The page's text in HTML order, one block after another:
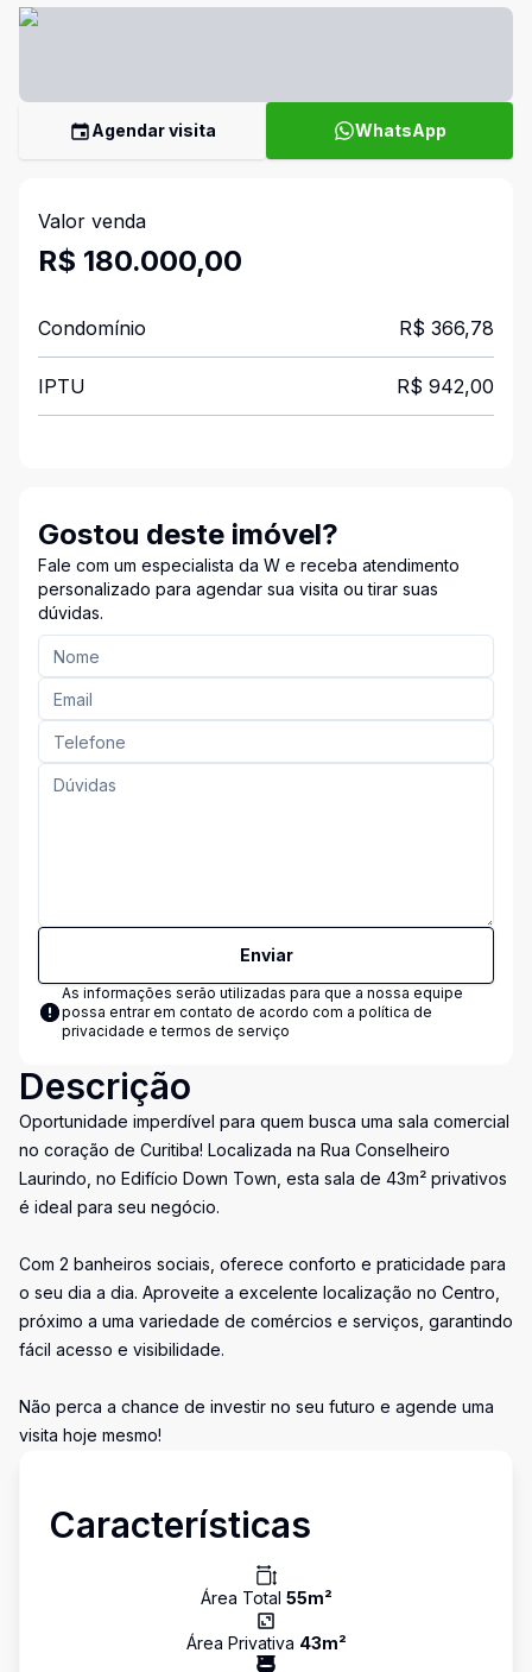
Agendar visita WhatsApp
Valor venda
R$ 180.000,00
Condomínio R$ 366,78
IPTU R$ 942,00
Gostou deste imóvel?
Fale com um especialista da W e receba atendimento
personalizado para agendar sua visita ou tirar suas
dúvidas.
Enviar
As informações serão utilizadas para que a nossa equipe
possa entrar em contato de acordo com a política de
privacidade e termos de serviço
Descrição
Oportunidade imperdível para quem busca uma sala comercial
no coração de Curitiba! Localizada na Rua Conselheiro
Laurindo, no Edifício Down Town, esta sala de 43m² privativos
é ideal para seu negócio.
Com 2 banheiros sociais, oferece conforto e praticidade para
o seu dia a dia. Aproveite a excelente localização no Centro,
próximo a uma variedade de comércios e serviços, garantindo
fácil acesso e visibilidade.
Não perca a chance de investir no seu futuro e agende uma
visita hoje mesmo!
Características
Área Total 55m²
Área Privativa 43m²